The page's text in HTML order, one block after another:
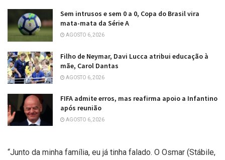
Sem intrusos e sem 0 a 0, Copa do Brasil vira
mata-mata da Série A
AGOSTO 6, 2026
Filho de Neymar, Davi Lucca atribui educação à
mãe, Carol Dantas
AGOSTO 6, 2026
FIFA admite erros, mas reafirma apoio a Infantino
após reunião
AGOSTO 6, 2026
“Junto da minha família, eu já tinha falado. O Osmar (Stábile,